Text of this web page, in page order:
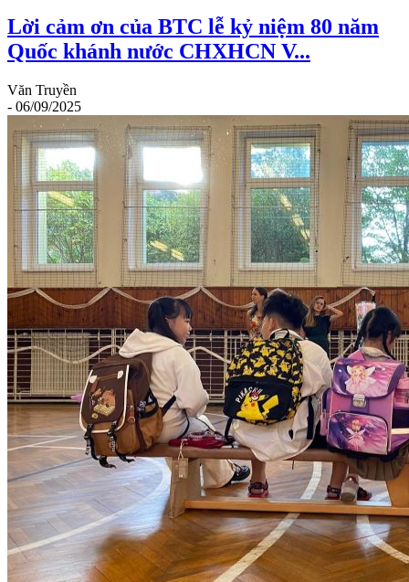
Lời cảm ơn của BTC lễ kỷ niệm 80 năm
Quốc khánh nước CHXHCN V...
Văn Truyền
- 06/09/2025